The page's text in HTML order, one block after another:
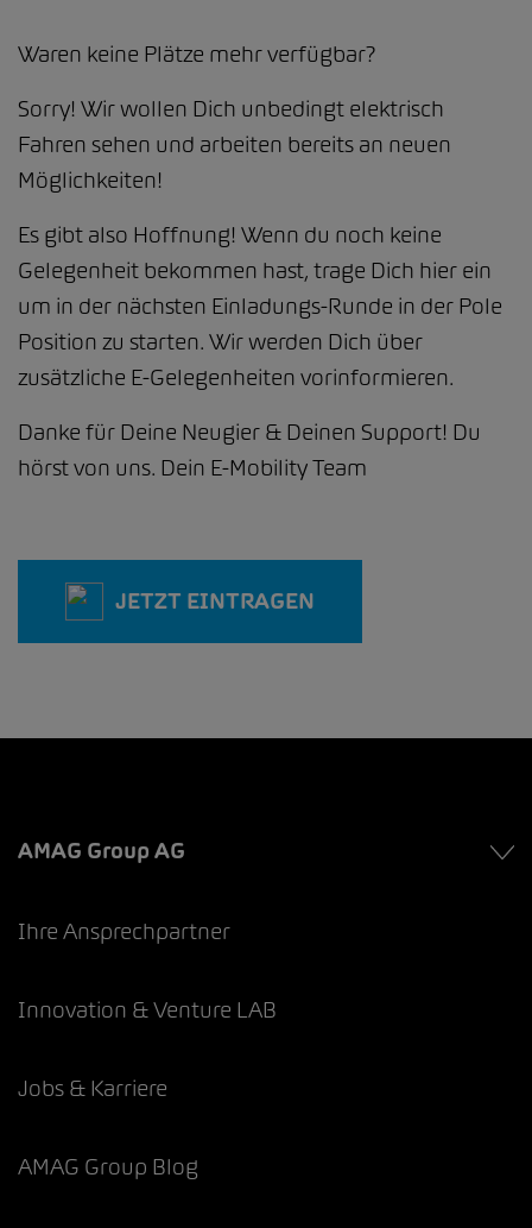
Waren keine Plätze mehr verfügbar?
Sorry! Wir wollen Dich unbedingt elektrisch
Fahren sehen und arbeiten bereits an neuen
Möglichkeiten!
Es gibt also Hoffnung! Wenn du noch keine
Gelegenheit bekommen hast, trage Dich hier ein
um in der nächsten Einladungs-Runde in der Pole
Position zu starten. Wir werden Dich über
zusätzliche E-Gelegenheiten vorinformieren.
Danke für Deine Neugier & Deinen Support! Du
hörst von uns. Dein E-Mobility Team
JETZT EINTRAGEN
AMAG Group AG
Ihre Ansprechpartner
Innovation & Venture LAB
Jobs & Karriere
AMAG Group Blog